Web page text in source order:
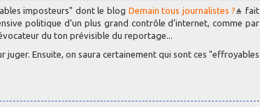
imposteurs" dont le blog Demain tous journalistes ?
fait
politique d’un plus grand contrôle d’internet, comme par
du ton prévisible du reportage...
Ensuite, on saura certainement qui sont ces "effroyables